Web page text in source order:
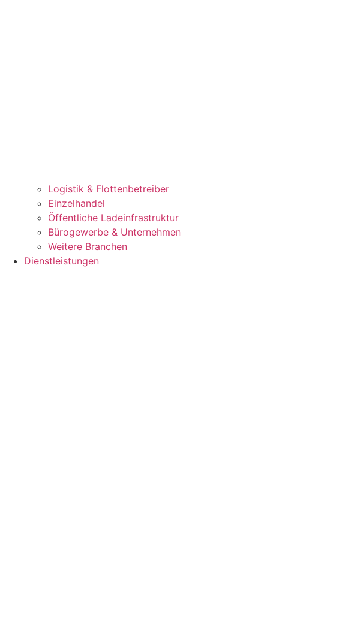
Logistik & Flottenbetreiber​
Einzelhandel
Öffentliche Ladeinfrastruktur​
Bürogewerbe & Unternehmen​
Weitere Branchen
Dienstleistungen